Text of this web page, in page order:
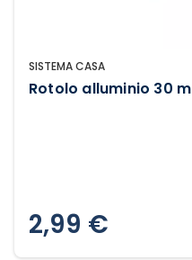
SISTEMA CASA
Rotolo alluminio 30
2,99 €